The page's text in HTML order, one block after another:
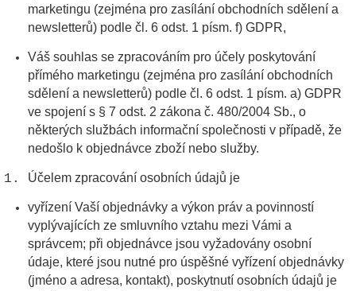
marketingu (zejména pro zasílání obchodních sdělení a
newsletterů) podle čl. 6 odst. 1 písm. f) GDPR,
Váš souhlas se zpracováním pro účely poskytování
přímého marketingu (zejména pro zasílání obchodních
sdělení a newsletterů) podle čl. 6 odst. 1 písm. a) GDPR
ve spojení s § 7 odst. 2 zákona č. 480/2004 Sb., o
některých službách informační společnosti v případě, že
nedošlo k objednávce zboží nebo služby.
Účelem zpracování osobních údajů je
vyřízení Vaší objednávky a výkon práv a povinností
vyplývajících ze smluvního vztahu mezi Vámi a
správcem; při objednávce jsou vyžadovány osobní
údaje, které jsou nutné pro úspěšné vyřízení objednávky
(jméno a adresa, kontakt), poskytnutí osobních údajů je